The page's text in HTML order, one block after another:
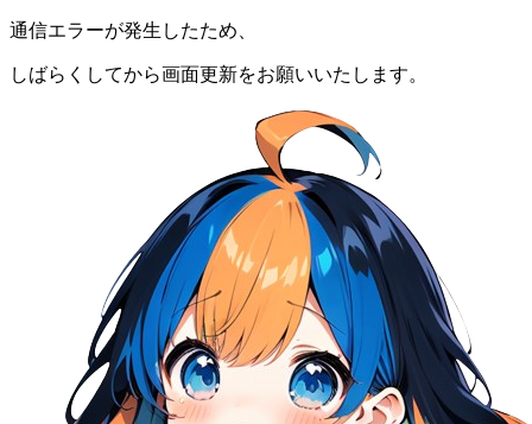
通信エラーが発生したため、
しばらくしてから画面更新をお願いいたします。